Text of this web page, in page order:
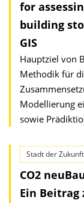
for
building
GIS
Hauptziel von
Methodik für
Modellierung
sowie
Stadt der Zukunft
CO2
Ein Beitrag